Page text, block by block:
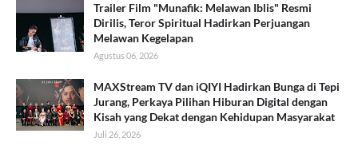
Trailer Film "Munafik: Melawan Iblis" Resmi
Dirilis, Teror Spiritual Hadirkan Perjuangan
Melawan Kegelapan
Agustus 06, 2026
MAXStream TV dan iQIYI Hadirkan Bunga di Tepi
Jurang, Perkaya Pilihan Hiburan Digital dengan
Kisah yang Dekat dengan Kehidupan Masyarakat
Juli 26, 2026